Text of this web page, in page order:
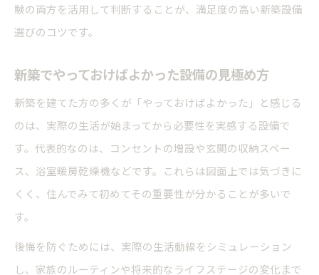
験の両方を活用して判断することが、満足度の高い新築設備
選びのコツです。
新築でやっておけばよかった設備の見極め方
新築を建てた方の多くが「やっておけばよかった」と感じる
のは、実際の生活が始まってから必要性を実感する設備で
す。代表的なのは、コンセントの増設や玄関の収納スペー
ス、浴室暖房乾燥機などです。これらは図面上では気づきに
くく、住んでみて初めてその重要性が分かることが多いで
す。
後悔を防ぐためには、実際の生活動線をシミュレーション
し、家族のルーティンや将来的なライフステージの変化まで